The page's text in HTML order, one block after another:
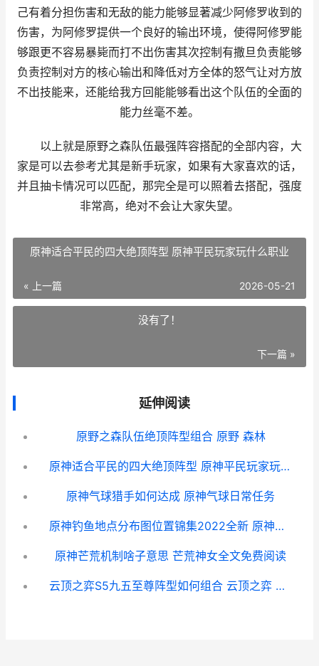
己有着分担伤害和无敌的能力能够显著减少阿修罗收到的
伤害，为阿修罗提供一个良好的输出环境，使得阿修罗能
够跟更不容易暴毙而打不出伤害其次控制有撒旦负责能够
负责控制对方的核心输出和降低对方全体的怒气让对方放
不出技能来，还能给我方回能能够看出这个队伍的全面的
能力丝毫不差。
以上就是原野之森队伍最强阵容搭配的全部内容，大
家是可以去参考尤其是新手玩家，如果有大家喜欢的话，
并且抽卡情况可以匹配，那完全是可以照着去搭配，强度
非常高，绝对不会让大家失望。
原神适合平民的四大绝顶阵型 原神平民玩家玩什么职业
« 上一篇 2026-05-21
没有了！
下一篇 »
延伸阅读
原野之森队伍绝顶阵型组合 原野 森林
原神适合平民的四大绝顶阵型 原神平民玩家玩什么职业
原神气球猎手如何达成 原神气球日常任务
原神钓鱼地点分布图位置锦集2022全新 原神钓鱼地点分布图
原神芒荒机制啥子意思 芒荒神女全文免费阅读
云顶之弈S5九五至尊阵型如何组合 云顶之弈 九五